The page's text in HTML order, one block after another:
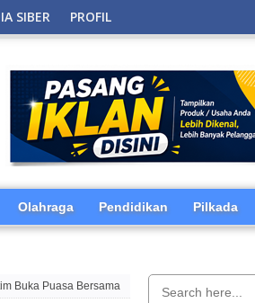
SIBER PROFIL
Olahraga Pendidikan Pilkada
Buka Puasa Bersama